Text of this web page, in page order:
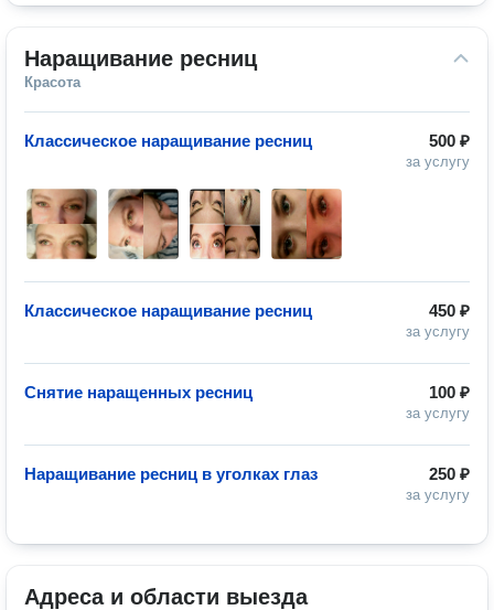
Наращивание ресниц
Красота
500 ₽
за услугу
Классическое наращивание ресниц
450 ₽
за услугу
Классическое наращивание ресниц
100 ₽
за услугу
Снятие наращенных ресниц
250 ₽
за услугу
Наращивание ресниц в уголках глаз
Адреса и области выезда